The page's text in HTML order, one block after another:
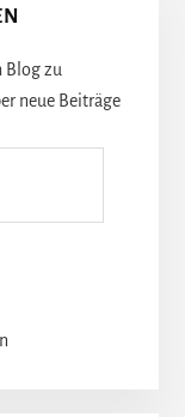
Blog zu
neue Beiträge